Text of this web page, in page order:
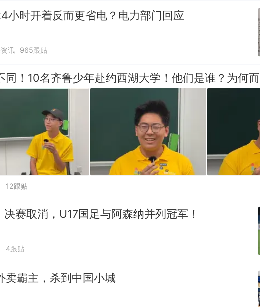
小时开着反而更省电？电力部门回应
讯 965跟贴
同！10名齐鲁少年赴约西湖大学！他们是谁？为何
12跟贴
决赛取消，U17国足与阿森纳并列冠军！
4跟贴
卖霸主，杀到中国小城